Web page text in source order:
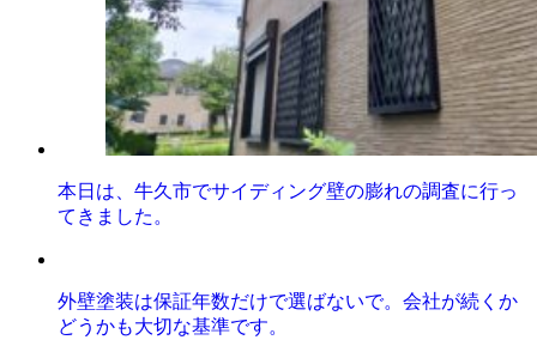
本日は、牛久市でサイディング壁の膨れの調査に行っ
てきました。
外壁塗装は保証年数だけで選ばないで。会社が続くか
どうかも大切な基準です。